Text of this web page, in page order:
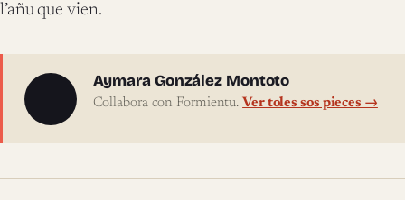
l’añu que vien.
Sobre l'autor
Aymara González Montoto
Collabora con Formientu. Ver toles sos pieces →